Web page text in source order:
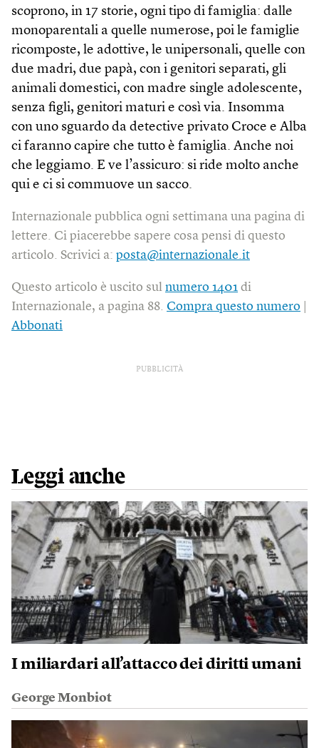
scoprono, in 17 storie, ogni tipo di famiglia: dalle
monoparentali a quelle numerose, poi le famiglie
ricomposte, le adottive, le unipersonali, quelle con
due madri, due papà, con i genitori separati, gli
animali domestici, con madre single adolescente,
senza figli, genitori maturi e così via. Insomma
con uno sguardo da detective privato Croce e Alba
ci faranno capire che tutto è famiglia. Anche noi
che leggiamo. E ve l’assicuro: si ride molto anche
qui e ci si commuove un sacco.
Internazionale pubblica ogni settimana una pagina di
lettere. Ci piacerebbe sapere cosa pensi di questo
articolo. Scrivici a: posta@internazionale.it
Questo articolo è uscito sul numero 1401 di
Internazionale, a pagina 88. Compra questo numero
Abbonati
PUBBLICITÀ
Leggi anche
I miliardari all’attacco dei diritti umani
George Monbiot